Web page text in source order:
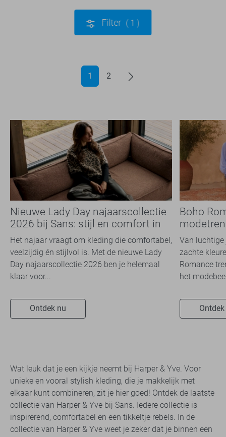
Filter 1
1 2
Nieuwe Lady Day najaarscollectie
2026 bij Sans: stijl en comfort in
travelkwaliteit
Het najaar vraagt om kleding die comfortabel,
veelzijdig én stijlvol is. Met de nieuwe Lady
Day najaarscollectie 2026 ben je helemaal
klaar voor...
Ontdek nu
Boho
overal
Van luchtige
zachte
Romance
het
Wat leuk dat je een kijkje neemt bij Harper & Yve. Voor
unieke en vooral stylish kleding, die je makkelijk met
elkaar kunt combineren, zit je hier goed! Ontdek de laatste
collectie van Harper & Yve bij Sans. Iedere collectie is
inspirerend, comfortabel en een tikkeltje rebels. In de
collectie van Harper & Yve weet je zeker dat je binnen een